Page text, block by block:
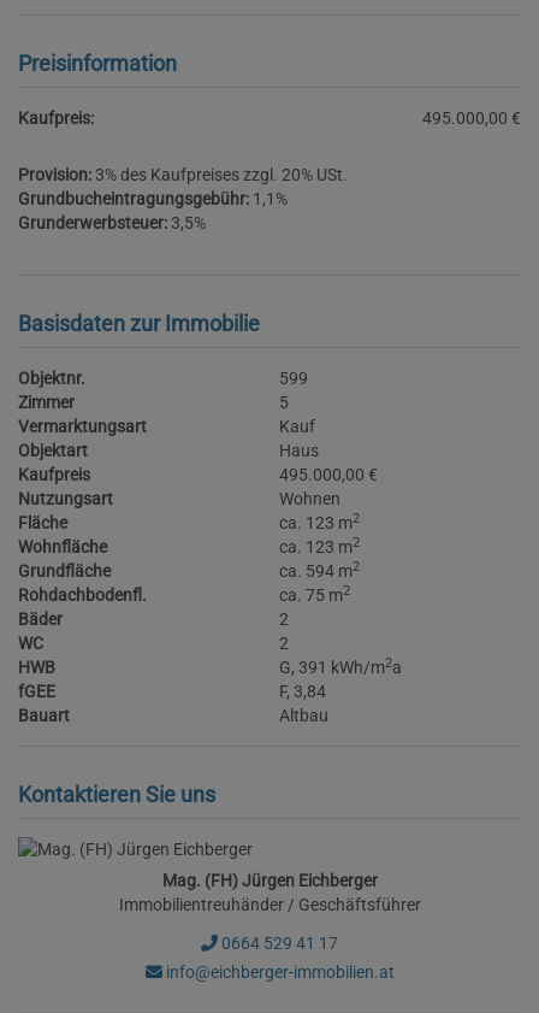
Preisinformation
Kaufpreis: 495.000,00 €
Provision: 3% des Kaufpreises zzgl. 20% USt.
Grundbucheintragungsgebühr: 1,1%
Grunderwerbsteuer: 3,5%
Basisdaten zur Immobilie
Objektnr.
599
Zimmer
5
Vermarktungsart
Kauf
Objektart
Haus
Kaufpreis
495.000,00 €
Nutzungsart
Wohnen
Fläche
ca. 123 m2
Wohnfläche ca. 123 m2
Grundfläche ca. 594 m2
Rohdachbodenfl. ca. 75 m2
Bäder
2
WC
2
HWB
G, 391 kWh/m2a
fGEE
F, 3,84
Bauart
Altbau
Kontaktieren Sie uns
Mag. (FH) Jürgen Eichberger
Immobilientreuhänder / Geschäftsführer
0664 529 41 17
info@eichberger-immobilien.at